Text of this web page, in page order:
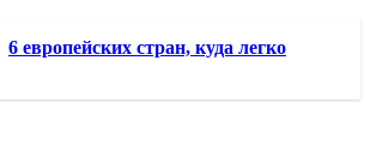
6 европейских стран, куда легко